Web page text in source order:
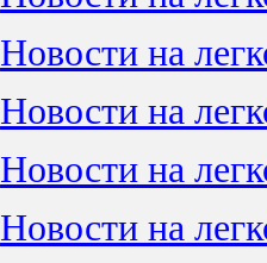
Новости на
Новости на
Новости на
Новости на